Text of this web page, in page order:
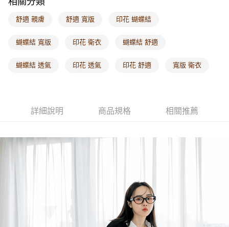
每筆NT$60，滿NT$1,000(含以上)免運費
舒適 親膚 舒適 寬版 印花 蝴蝶結
蝴蝶結 寬版 印花 衛衣 蝴蝶結 舒適
蝴蝶結 透氣 印花 透氣 印花 舒適 寬版 衛衣
詳細說明 商品規格 相關推薦